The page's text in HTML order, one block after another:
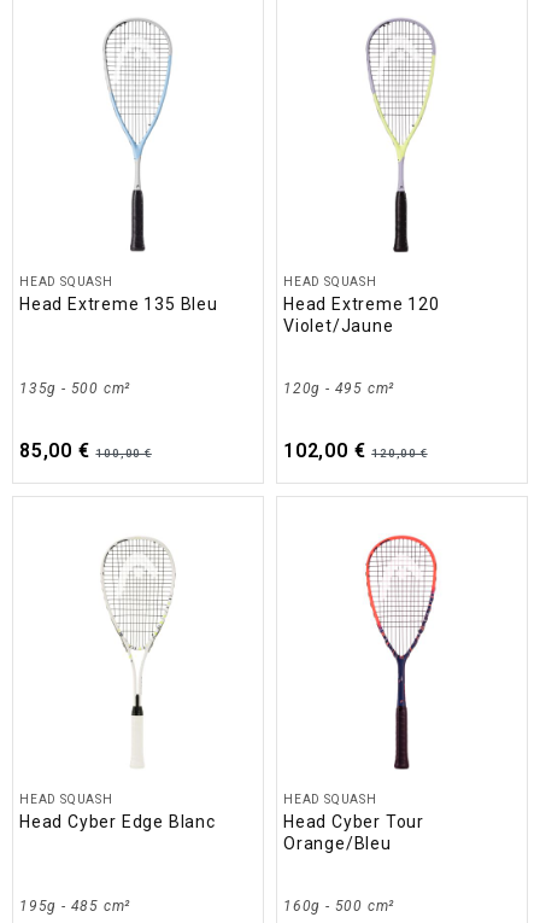
HEAD SQUASH
Head Extreme 135 Bleu
135g - 500 cm²
85,00 € 100,00 €
HEAD SQUASH
Head Extreme 120
Violet/Jaune
120g - 495 cm²
102,00 € 120,00 €
HEAD SQUASH
Head Cyber Edge Blanc
195g - 485 cm²
HEAD SQUASH
Head Cyber Tour
Orange/Bleu
160g - 500 cm²